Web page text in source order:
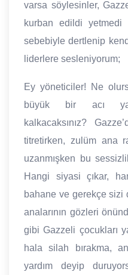
varsa söylesinler,
kurban edildi yetmedi
sebebiyle dertlenip
liderlere sesleniyorum;
Ey yöneticiler! Ne
büyük bir acı
kalkacaksınız?
titretirken, zulüm ana
uzanmışken bu
Hangi siyasi çıkar,
bahane ve gerekçe sizi
analarının gözleri
gibi Gazzeli çocukları
hala silah bırakma,
yardım deyip